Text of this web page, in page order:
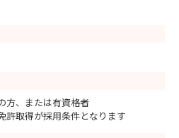
方、または有資格者
取得が採用条件となります